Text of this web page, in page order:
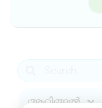
ആറ്റിങ്ങൽ